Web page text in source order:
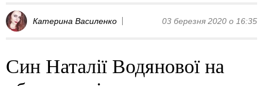
Катерина Василенко 03 березня 2020 о 16:35
Син Наталії Водянової на